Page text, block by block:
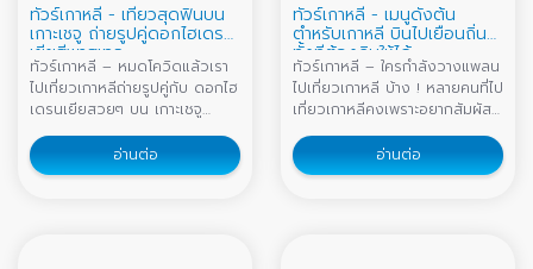
ทัวร์เกาหลี - เที่ยวสุดฟินบน
เกาะเชจู ถ่ายรูปคู่ดอกไฮเดรน
เยียสีพาสเทล
ทัวร์เกาหลี – หมดโควิดแล้วเรา
ไปเที่ยวเกาหลีถ่ายรูปคู่กับ ดอกไฮ
เดรนเยียสวยๆ บน เกาะเชจู
อันสวยงามที่ใครเดินทางไปเที่ยว
เกาะเชจู ประเทศเกาหลีใต้ ต้อง
อ่านต่อ
ทัวร์เกาหลี - เมนูดังต้น
ตำหรับเกาหลี บินไปเยือนถิ่น
ทั้งทีต้องกินให้ได้
ทัวร์เกาหลี – ใครกำลังวางแพลน
ไปเที่ยวเกาหลี บ้าง ! หลายคนที่ไป
เที่ยวเกาหลีคงเพราะอยากสัมผัส
ของเกาหลี
อ่านต่อ